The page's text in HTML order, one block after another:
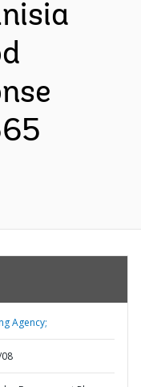
Agency;